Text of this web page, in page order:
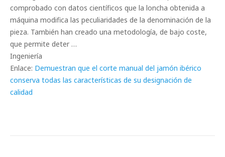
comprobado con datos científicos que la loncha obtenida a
máquina modifica las peculiaridades de la denominación de la
pieza. También han creado una metodología, de bajo coste,
que permite deter …
Ingeniería
Enlace: Demuestran que el corte manual del jamón ibérico
conserva todas las características de su designación de
calidad